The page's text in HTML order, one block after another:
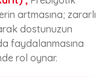
artmasına; zararlı
dostunuzun
faydalanmasına
rol oynar.